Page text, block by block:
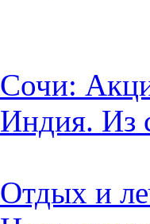
Сочи:
Индия. Из
Отдых и